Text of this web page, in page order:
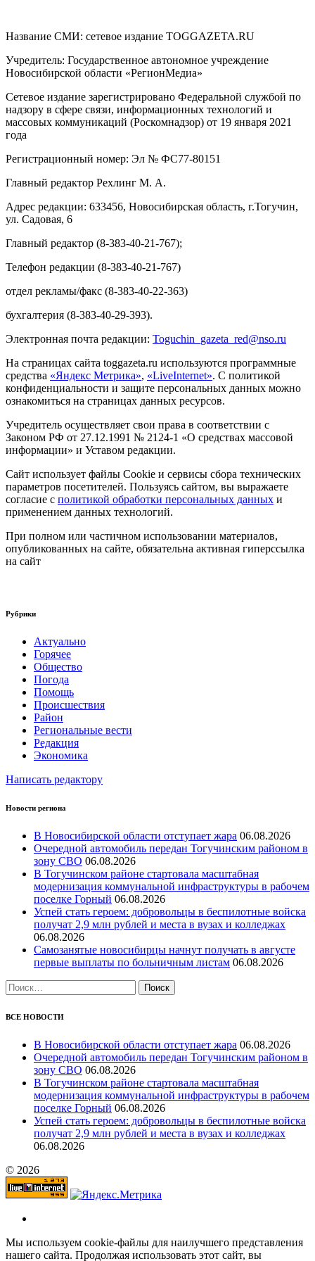
Название СМИ: cетевое издание TOGGAZETA.RU
Учредитель: Государственное автономное учреждение
Новосибирской области «РегионМедиа»
Сетевое издание зарегистрировано Федеральной службой по
надзору в сфере связи, информационных технологий и
массовых коммуникаций (Роскомнадзор) от 19 января 2021
года
Регистрационный номер: Эл № ФС77-80151
Главный редактор Рехлинг М. А.
Адрес редакции: 633456, Новосибирская область, г.Тогучин,
ул. Садовая, 6
Главный редактор (8-383-40-21-767);
Телефон редакции (8-383-40-21-767)
отдел рекламы/факс (8-383-40-22-363)
бухгалтерия (8-383-40-29-393).
Электронная почта редакции: Toguchin gazeta red@nso.ru
На страницах сайта toggazeta.ru используются программные
средства «Яндекс Метрика», «LiveInternet». С политикой
конфиденциальности и защите персональных данных можно
ознакомиться на страницах данных ресурсов.
Учредитель осуществляет свои права в соответствии с
Законом РФ от 27.12.1991 № 2124-1 «О средствах массовой
информации» и Уставом редакции.
Сайт использует файлы Cookie и сервисы сбора технических
параметров посетителей. Пользуясь сайтом, вы выражаете
согласие с политикой обработки персональных данных и
применением данных технологий.
При полном или частичном использовании материалов,
опубликованных на сайте, обязательна активная гиперссылка
на сайт
Рубрики
Актуально
Горячее
Общество
Погода
Помощь
Происшествия
Район
Региональные вести
Редакция
Экономика
Написать редактору
Новости региона
В Новосибирской области отступает жара 06.08.2026
Очередной автомобиль передан Тогучинским районом в
зону СВО 06.08.2026
В Тогучинском районе стартовала масштабная
модернизация коммунальной инфраструктуры в рабочем
поселке Горный 06.08.2026
Успей стать героем: добровольцы в беспилотные войска
получат 2,9 млн рублей и места в вузах и колледжах
06.08.2026
Самозанятые новосибирцы начнут получать в августе
первые выплаты по больничным листам 06.08.2026
Найти:
ВСЕ НОВОСТИ
В Новосибирской области отступает жара 06.08.2026
Очередной автомобиль передан Тогучинским районом в
зону СВО 06.08.2026
В Тогучинском районе стартовала масштабная
модернизация коммунальной инфраструктуры в рабочем
поселке Горный 06.08.2026
Успей стать героем: добровольцы в беспилотные войска
получат 2,9 млн рублей и места в вузах и колледжах
06.08.2026
© 2026
Мы используем cookie-файлы для наилучшего представления
нашего сайта. Продолжая использовать этот сайт, вы